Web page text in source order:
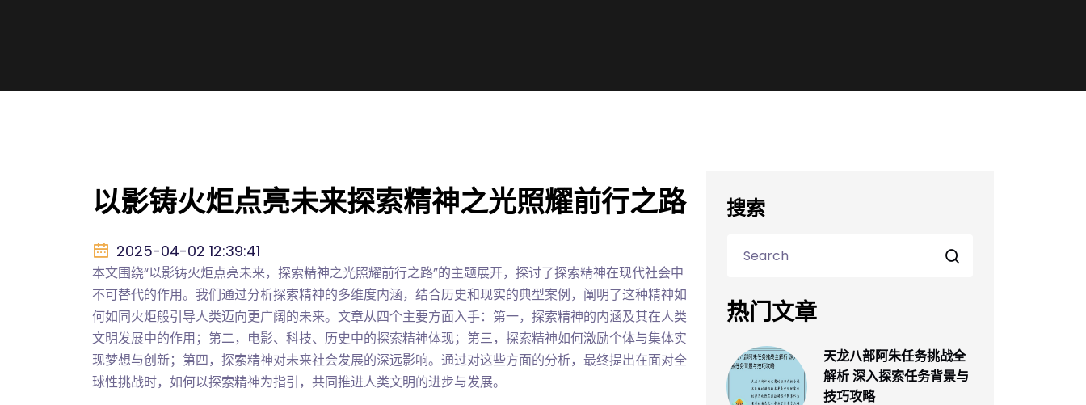
以影铸火炬点亮未来探索精神之光照耀前行之路
2025-04-02 12:39:41
本文围绕“以影铸火炬点亮未来，探索精神之光照耀前行之路”的主题展开，探讨了探索精神在现代社会中
不可替代的作用。我们通过分析探索精神的多维度内涵，结合历史和现实的典型案例，阐明了这种精神如
何如同火炬般引导人类迈向更广阔的未来。文章从四个主要方面入手：第一，探索精神的内涵及其在人类
文明发展中的作用；第二，电影、科技、历史中的探索精神体现；第三，探索精神如何激励个体与集体实
现梦想与创新；第四，探索精神对未来社会发展的深远影响。通过对这些方面的分析，最终提出在面对全
球性挑战时，如何以探索精神为指引，共同推进人类文明的进步与发展。
搜索
热门文章
天龙八部阿朱任务挑战全
解析 深入探索任务背景与
技巧攻略